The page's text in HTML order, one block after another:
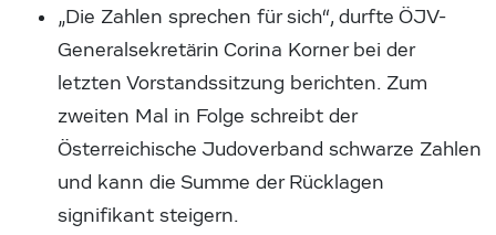
„Die Zahlen sprechen für sich“, durfte ÖJV-
Generalsekretärin Corina Korner bei der
letzten Vorstandssitzung berichten. Zum
zweiten Mal in Folge schreibt der
Österreichische Judoverband schwarze Zahlen
und kann die Summe der Rücklagen
signifikant steigern.